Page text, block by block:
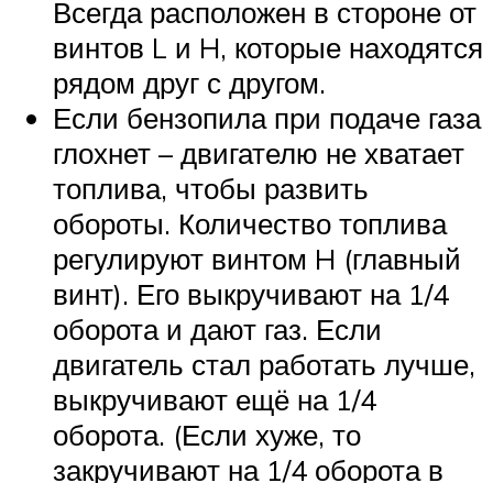
Всегда расположен в стороне от
винтов L и H, которые находятся
рядом друг с другом.
Если бензопила при подаче газа
глохнет – двигателю не хватает
топлива, чтобы развить
обороты. Количество топлива
регулируют винтом H (главный
винт). Его выкручивают на 1/4
оборота и дают газ. Если
двигатель стал работать лучше,
выкручивают ещё на 1/4
оборота. (Если хуже, то
закручивают на 1/4 оборота в